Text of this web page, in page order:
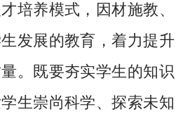
培养模式，因材施教、
发展的教育，着力提升
。既要夯实学生的知识
生崇尚科学、探索未知